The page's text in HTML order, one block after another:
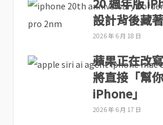
設計背後藏
2026 年 6 月 18 日
蘋果正在改
將直接「幫
iPhone」
2026 年 6 月 17 日